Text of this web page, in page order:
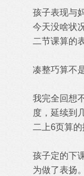
孩子表现与
今天没啥状
二节课算的
凑整巧算不
我完全回想
度，延续到
二上6页算的
孩子定的下
为做了表扬。